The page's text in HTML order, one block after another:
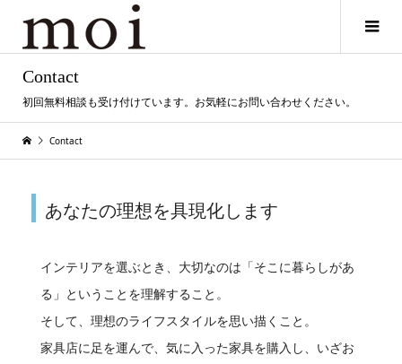
Contact
初回無料相談も受け付けています。お気軽にお問い合わせください。
Contact
あなたの理想を具現化します
インテリアを選ぶとき、大切なのは「そこに暮らしがあ
る」ということを理解すること。
そして、理想のライフスタイルを思い描くこと。
家具店に足を運んで、気に入った家具を購入し、いざお